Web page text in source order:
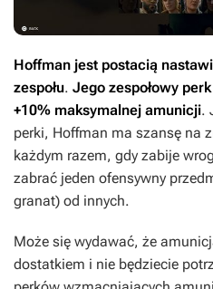
Hoffman jest postacią
zespołu. Jego zespołowy
+10% maksymalnej amunicji.
perki, Hoffman ma szansę na
każdym razem, gdy zabije
zabrać jeden ofensywny
granat) od innych.
Może się wydawać, że
dostatkiem i nie będziecie